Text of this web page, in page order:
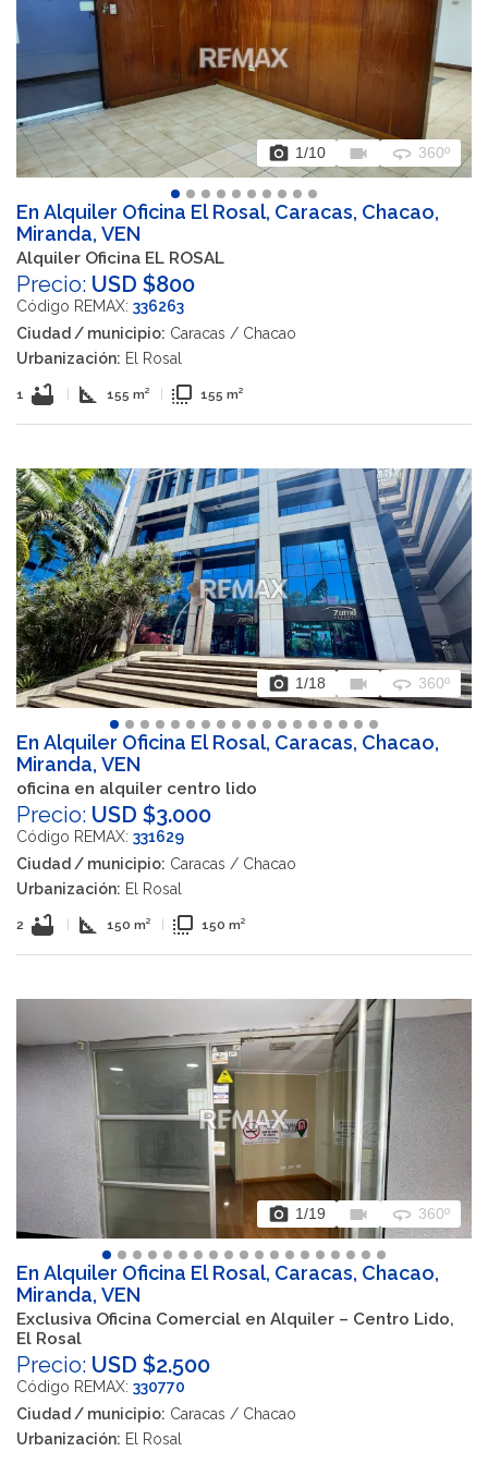
photo_camera 1/10 videocam 360 360º
En Alquiler Oficina El Rosal, Caracas, Chacao,
Miranda, VEN
Alquiler Oficina EL ROSAL
Precio: USD $800
Código REMAX: 336263
Ciudad / municipio: Caracas / Chacao
Urbanización: El Rosal
1 bathtub square_foot 155 m² flip_to_front 155 m²
photo_camera 1/18 videocam 360 360º
En Alquiler Oficina El Rosal, Caracas, Chacao,
Miranda, VEN
oficina en alquiler centro lido
Precio: USD $3.000
Código REMAX: 331629
Ciudad / municipio: Caracas / Chacao
Urbanización: El Rosal
2 bathtub square_foot 150 m² flip_to_front 150 m²
photo_camera 1/19 videocam 360 360º
En Alquiler Oficina El Rosal, Caracas, Chacao,
Miranda, VEN
Exclusiva Oficina Comercial en Alquiler – Centro Lido,
El Rosal
Precio: USD $2.500
Código REMAX: 330770
Ciudad / municipio: Caracas / Chacao
Urbanización: El Rosal